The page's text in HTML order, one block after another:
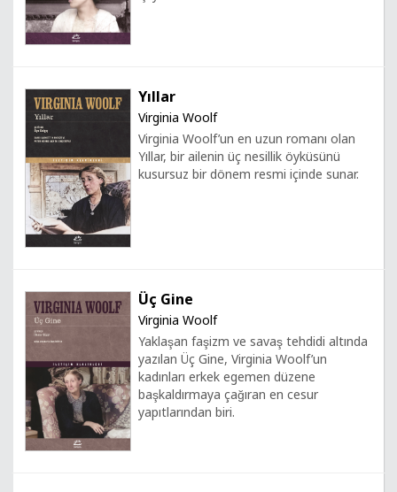
Yıllar
Virginia Woolf
Virginia Woolf’un en uzun romanı olan
Yıllar, bir ailenin üç nesillik öyküsünü
kusursuz bir dönem resmi içinde sunar.
Üç Gine
Virginia Woolf
Yaklaşan faşizm ve savaş tehdidi altında
yazılan Üç Gine, Virginia Woolf’un
kadınları erkek egemen düzene
başkaldırmaya çağıran en cesur
yapıtlarından biri.